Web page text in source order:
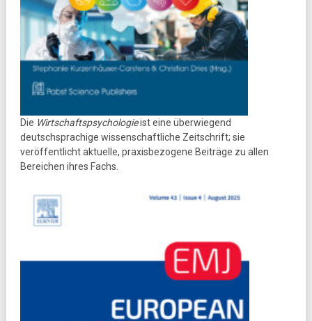
Die Wirtschaftspsychologieist eine überwiegend
deutschsprachige wissenschaftliche Zeitschrift; sie
veröffentlicht aktuelle, praxisbezogene Beiträge zu allen
Bereichen ihres Fachs.